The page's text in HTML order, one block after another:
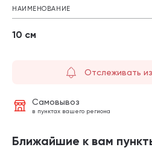
НАИМЕНОВАНИЕ
10 см
Отслеживать
Самовывоз
в пунктах вашего региона
Ближайшие к вам